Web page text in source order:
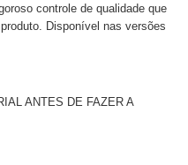
controle de qualidade que
Disponível nas versões
ANTES DE FAZER A